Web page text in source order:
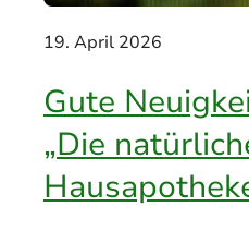
19. April 2026
Gute
„Die